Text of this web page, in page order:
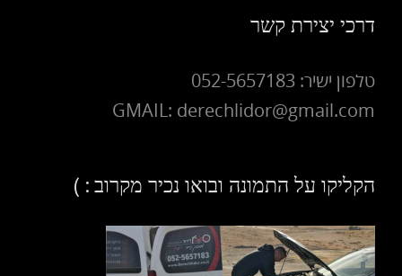
דרכי יצירת קשר
טלפון ישיר: 052-5657183
GMAIL: derechlidor@gmail.com
הקליקו על התמונה ובואו נכיר מקרוב : )